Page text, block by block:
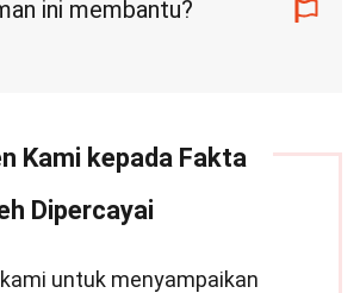
ini membantu?
Kami kepada Fakta
Dipercayai
untuk menyampaikan